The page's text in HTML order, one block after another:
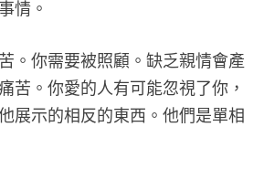
情。
。你需要被照顧。缺乏親情會產
苦。你愛的人有可能忽視了你，
展示的相反的東西。他們是單相